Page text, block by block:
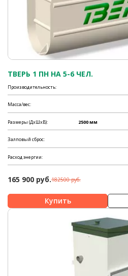
ТВЕРЬ 1 ПН НА 5-6 ЧЕЛ.
Производительность:
Масса/вес:
Размеры (ДхШхВ): 2500 мм
Залповый сброс:
Расход энергии:
165 900 руб.182500 руб.